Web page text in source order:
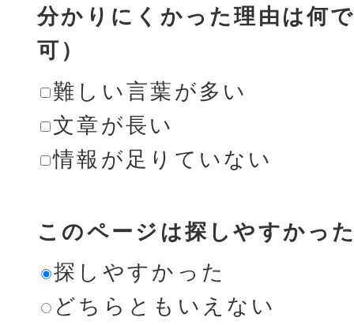
分かりにくかった理由は何
可）
難しい言葉が多い
文章が長い
情報が足りていない
このページは探しやすかっ
探しやすかった
どちらともいえない